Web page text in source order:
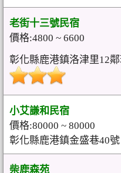
老街十三號民宿
價格:4800 ~ 6600
彰化縣鹿港鎮洛津里12
小艾謙和民宿
價格:80000 ~ 80000
彰化縣鹿港鎮金盛巷40號
柴鹿森苑